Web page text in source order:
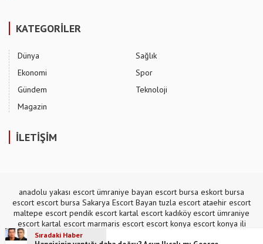
Sıradaki Haber
KATEGORİLER
Dünya
Ekonomi
Gündem
Magazin
Sağlık
Spor
Teknoloji
İLETİŞİM
anadolu yakası escort ümraniye bayan escort bursa eskort bursa
escort escort bursa Sakarya Escort Bayan tuzla escort ataehir escort
maltepe escort pendik escort kartal escort kadıköy escort ümraniye
escort kartal escort marmaris escort escort konya escort konya ili